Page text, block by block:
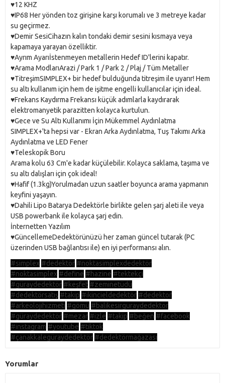
♥️12 KHZ
♥️IP68 Her yönden toz girişine karşı korumalı ve 3 metreye kadar
su geçirmez.
♥️Demir SesiCihazın kalın tondaki demir sesini kısmaya veya
kapamaya yarayan özelliktir.
♥️Ayrım Ayarıİstenmeyen metallerin Hedef ID'lerini kapatır.
♥️Arama ModlarıArazi / Park 1 / Park 2 / Plaj / Tüm Metaller
♥️TitreşimSIMPLEX+ bir hedef bulduğunda titreşim ile uyarır! Hem
su altı kullanım için hem de işitme engelli kullanıcılar için ideal.
♥️Frekans Kaydırma Frekansı küçük adımlarla kaydırarak
elektromanyetik parazitten kolayca kurtulun.
♥️Gece ve Su Altı Kullanımı İçin Mükemmel Aydınlatma
SIMPLEX+'ta hepsi var - Ekran Arka Aydınlatma, Tuş Takımı Arka
Aydınlatma ve LED Fener
♥️Teleskopik Boru
Arama kolu 63 Cm'e kadar küçülebilir. Kolayca saklama, taşıma ve
su altı dalışları için çok ideal!
♥️Hafif (1.3kg)Yorulmadan uzun saatler boyunca arama yapmanın
keyfini yaşayın.
♥️Dahili Lipo Batarya Dedektörle birlikte gelen şarj aleti ile veya
USB powerbank ile kolayca şarj edin.
İnternetten Yazılım
♥️GüncellemeDedektörünüzü her zaman güncel tutarak (PC
üzerinden USB bağlantısı ile) en iyi performansı alın.
#simplex #dedektör #noktasimplexdedektör
#noktasimplex #define #hazine #tektekçi
#güraydedektör #keşfet #zeminetüdü
#dedektörsatış #takip #ikincieldedektör #dedektor
#arkeolojihizmeti #gömü #balikesirguraydedektor
#güraydedektör #mezar #izle #takip #beğen #facebook
#instagram #youtube #tiktok
#çanakkalegüraydedektör #dedektörmağazası
Yorumlar